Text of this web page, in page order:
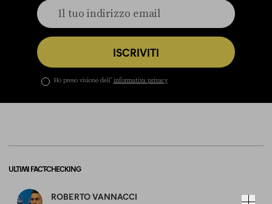
ISCRIVITI
Ho preso visione dell’ informativa privacy
ULTIMI FACT-CHECKING
ROBERTO VANNACCI